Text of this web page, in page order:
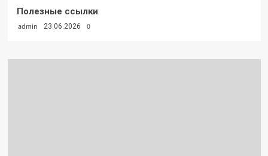
Полезные ссылки
admin 23.06.2026 0